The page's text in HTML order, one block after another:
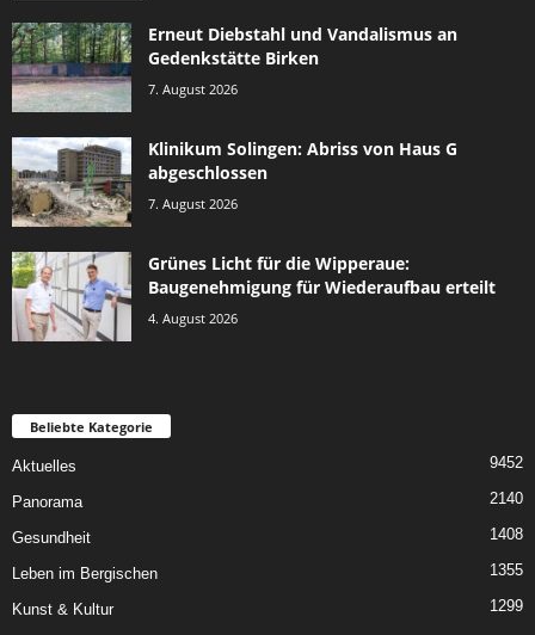
Erneut Diebstahl und Vandalismus an
Gedenkstätte Birken
7. August 2026
Klinikum Solingen: Abriss von Haus G
abgeschlossen
7. August 2026
Grünes Licht für die Wipperaue:
Baugenehmigung für Wiederaufbau erteilt
4. August 2026
Beliebte Kategorie
Aktuelles 9452
Panorama 2140
Gesundheit 1408
Leben im Bergischen 1355
Kunst & Kultur
1299